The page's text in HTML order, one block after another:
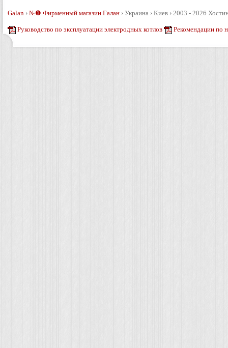
Galan › №❶ Фирменный магазин Галан › Украина › Киев › 2003 - 2026
Руководство по эксплуатации электродных котлов Рекомендации по